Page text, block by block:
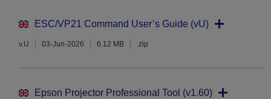
ESC/VP21 Command User’s Guide (vU)
v.U 03-Jun-2026 6.12 MB .zip
Epson Projector Professional Tool (v1.60)